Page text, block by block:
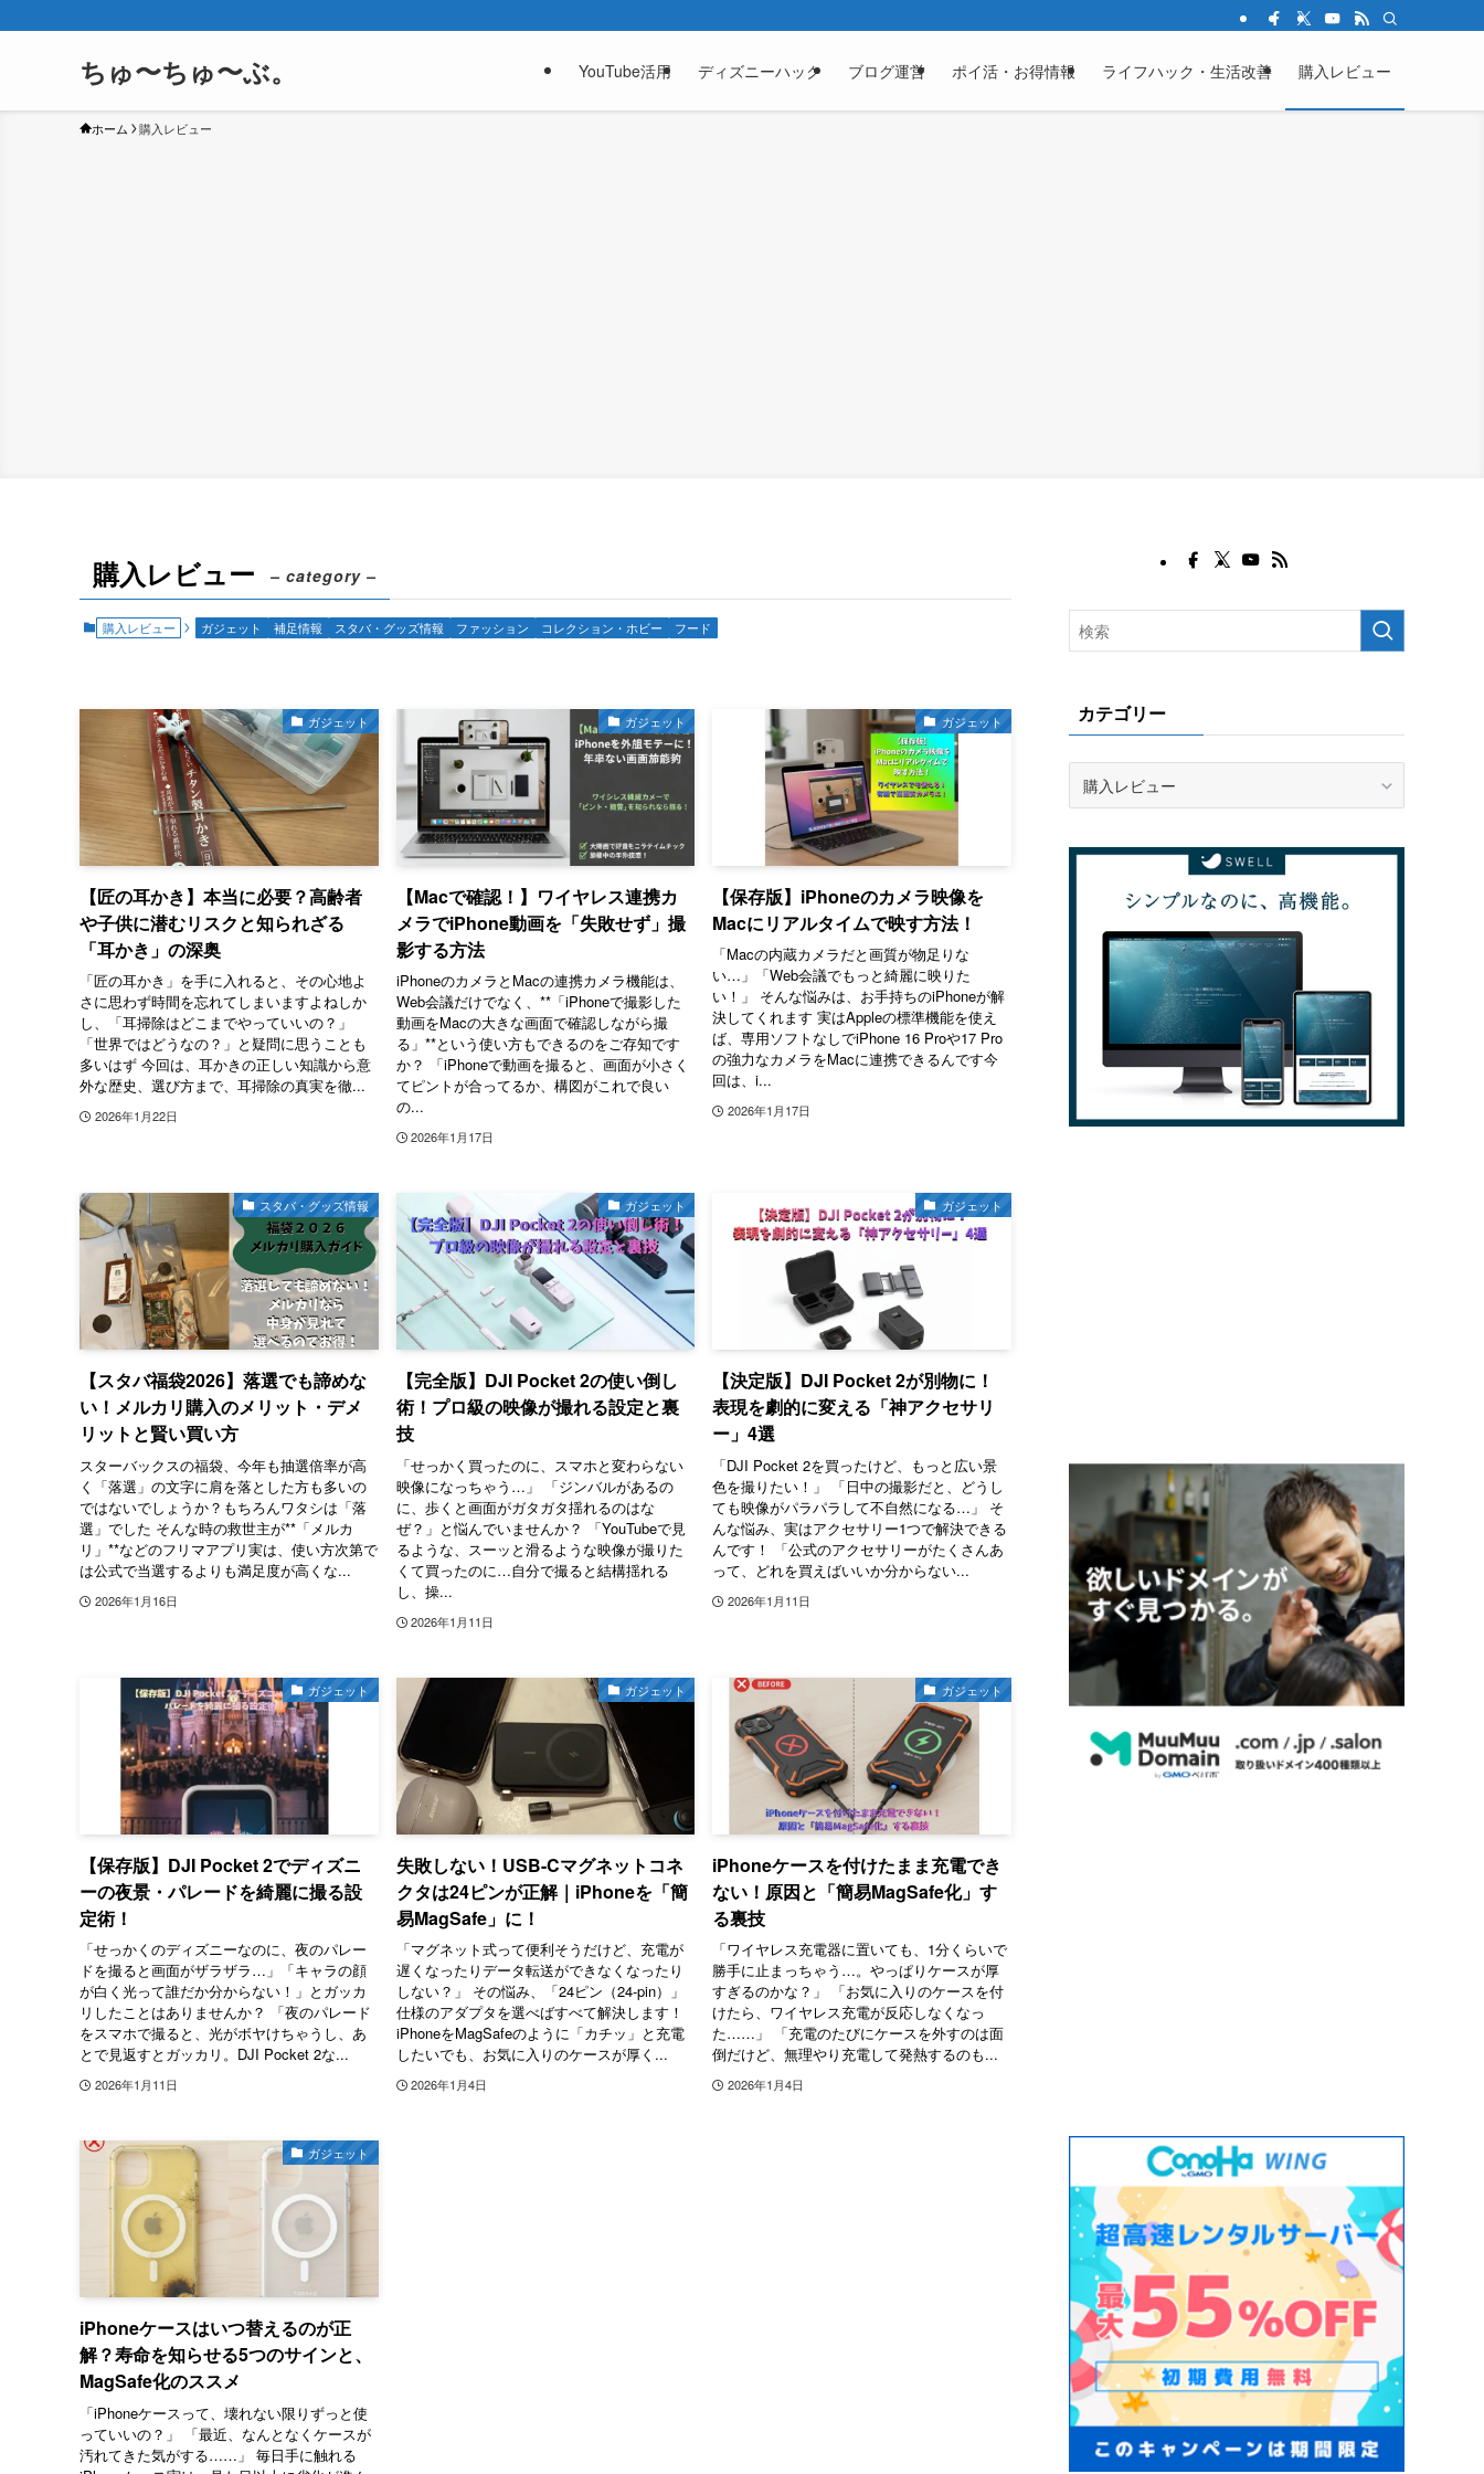
ちゅ〜ちゅ〜ぶ。 YouTube活用 ディズニーハック ブログ運営 ポイ活・お得情報 ライフハック・生活改善 購入レビュー
ホーム 購入レビュー
購入レビュー – category –
購入レビュー ガジェット 補足情報 スタバ・グッズ情報 ファッション コレクション・ホビー フード
ガジェット
【匠の耳かき】本当に必要？高齢者
や子供に潜むリスクと知られざる
「耳かき」の深奥
「匠の耳かき」を手に入れると、その心地よ
さに思わず時間を忘れてしまいますよねしか
し、「耳掃除はどこまでやっていいの？」
「世界ではどうなの？」と疑問に思うことも
多いはず 今回は、耳かきの正しい知識から意
外な歴史、選び方まで、耳掃除の真実を徹...
2026年1月22日
ガジェット
【Macで確認！】ワイヤレス連携カ
メラでiPhone動画を「失敗せず」撮
影する方法
iPhoneのカメラとMacの連携カメラ機能は、
Web会議だけでなく、**「iPhoneで撮影した
動画をMacの大きな画面で確認しながら撮
る」**という使い方もできるのをご存知です
か？ 「iPhoneで動画を撮ると、画面が小さく
てピントが合ってるか、構図がこれで良い
の...
2026年1月17日
ガジェット
【保存版】iPhoneのカメラ映像を
Macにリアルタイムで映す方法！
「Macの内蔵カメラだと画質が物足りな
い…」「Web会議でもっと綺麗に映りた
い！」 そんな悩みは、お手持ちのiPhoneが解
決してくれます 実はAppleの標準機能を使え
ば、専用ソフトなしでiPhone 16 Proや17 Pro
の強力なカメラをMacに連携できるんです今
回は、i...
2026年1月17日
スタバ・グッズ情報
【スタバ福袋2026】落選でも諦めな
い！メルカリ購入のメリット・デメ
リットと賢い買い方
スターバックスの福袋、今年も抽選倍率が高
く「落選」の文字に肩を落とした方も多いの
ではないでしょうか？もちろんワタシは「落
選」でした そんな時の救世主が**「メルカ
リ」**などのフリマアプリ実は、使い方次第で
は公式で当選するよりも満足度が高くな...
2026年1月16日
ガジェット
【完全版】DJI Pocket 2の使い倒し
術！プロ級の映像が撮れる設定と裏
技
「せっかく買ったのに、スマホと変わらない
映像になっちゃう…」 「ジンバルがあるの
に、歩くと画面がガタガタ揺れるのはな
ぜ？」と悩んでいませんか？ 「YouTubeで見
るような、スーッと滑るような映像が撮りた
くて買ったのに…自分で撮ると結構揺れる
し、操...
2026年1月11日
ガジェット
【決定版】DJI Pocket 2が別物に！
表現を劇的に変える「神アクセサリ
ー」4選
「DJI Pocket 2を買ったけど、もっと広い景
色を撮りたい！」 「日中の撮影だと、どうし
ても映像がパラパラして不自然になる…」 そ
んな悩み、実はアクセサリー1つで解決できる
んです！ 「公式のアクセサリーがたくさんあ
って、どれを買えばいいか分からない...
2026年1月11日
ガジェット
【保存版】DJI Pocket 2でディズニ
ーの夜景・パレードを綺麗に撮る設
定術！
「せっかくのディズニーなのに、夜のパレー
ドを撮ると画面がザラザラ…」「キャラの顔
が白く光って誰だか分からない！」とガッカ
リしたことはありませんか？ 「夜のパレード
をスマホで撮ると、光がボヤけちゃうし、あ
とで見返すとガッカリ。DJI Pocket 2な...
2026年1月11日
ガジェット
失敗しない！USB-Cマグネットコネ
クタは24ピンが正解｜iPhoneを「簡
易MagSafe」に！
「マグネット式って便利そうだけど、充電が
遅くなったりデータ転送ができなくなったり
しない？」 その悩み、「24ピン（24-pin）」
仕様のアダプタを選べばすべて解決します！
iPhoneをMagSafeのように「カチッ」と充電
したいでも、お気に入りのケースが厚く...
2026年1月4日
ガジェット
iPhoneケースを付けたまま充電でき
ない！原因と「簡易MagSafe化」す
る裏技
「ワイヤレス充電器に置いても、1分くらいで
勝手に止まっちゃう…。やっぱりケースが厚
すぎるのかな？」 「お気に入りのケースを付
けたら、ワイヤレス充電が反応しなくなっ
た……」 「充電のたびにケースを外すのは面
倒だけど、無理やり充電して発熱するのも...
2026年1月4日
ガジェット
iPhoneケースはいつ替えるのが正
解？寿命を知らせる5つのサインと、
MagSafe化のススメ
「iPhoneケースって、壊れない限りずっと使
っていいの？」 「最近、なんとなくケースが
汚れてきた気がする……」 毎日手に触れる
カテゴリー
リ